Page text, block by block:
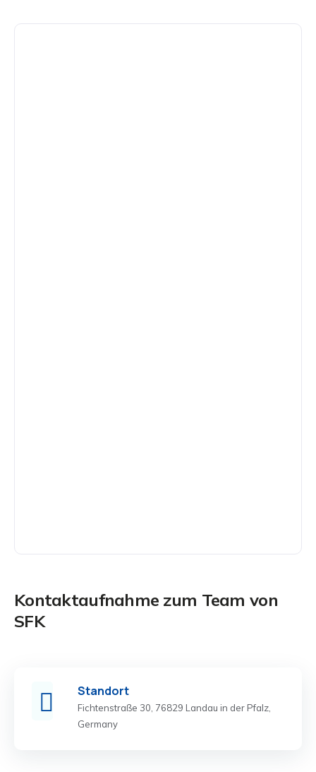
Kontaktaufnahme zum Team von
SFK
Standort
Fichtenstraße 30, 76829 Landau in der Pfalz,
Germany